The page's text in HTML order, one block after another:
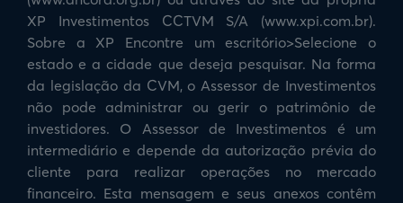
XP Investimentos CCTVM S/A (www.xpi.com.br).
Sobre a XP Encontre um escritório>Selecione o
estado e a cidade que deseja pesquisar. Na forma
da legislação da CVM, o Assessor de Investimentos
não pode administrar ou gerir o patrimônio de
investidores. O Assessor de Investimentos é um
intermediário e depende da autorização prévia do
cliente para realizar operações no mercado
financeiro. Esta mensagem e seus anexos contêm